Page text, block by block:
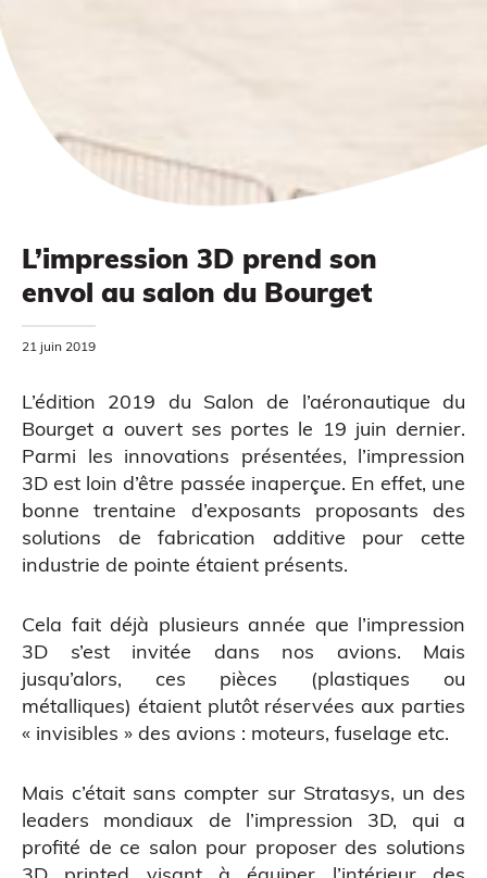
MODÉLISATION 3D
CAO
L’impression 3D prend son
envol au salon du Bourget
21 juin 2019
L’édition 2019 du Salon de l’aéronautique du
Bourget a ouvert ses portes le 19 juin dernier.
Parmi les innovations présentées, l’impression
3D est loin d’être passée inaperçue. En effet, une
bonne trentaine d’exposants proposants des
solutions de fabrication additive pour cette
industrie de pointe étaient présents.
Cela fait déjà plusieurs année que l’impression
3D s’est invitée dans nos avions. Mais
jusqu’alors, ces pièces (plastiques ou
métalliques) étaient plutôt réservées aux parties
« invisibles » des avions : moteurs, fuselage etc.
Mais c’était sans compter sur Stratasys, un des
leaders mondiaux de l’impression 3D, qui a
profité de ce salon pour proposer des solutions